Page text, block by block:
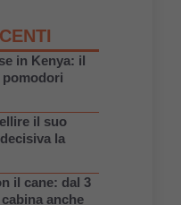
in Kenya: il
pomodori
il suo
la
il cane: dal 3
anche